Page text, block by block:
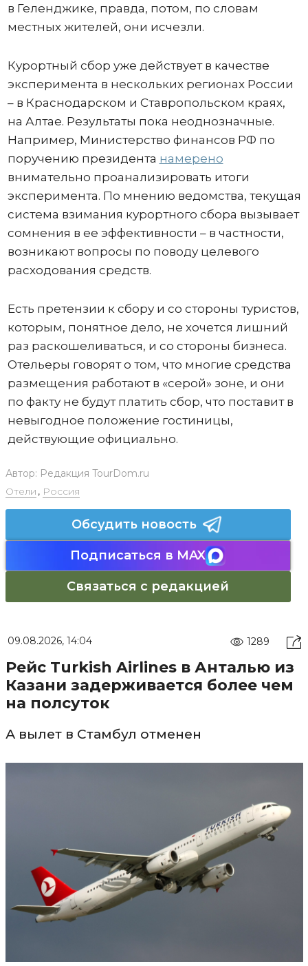
в Геленджике, правда, потом, по словам
местных жителей, они исчезли.
Курортный сбор уже действует в качестве
эксперимента в нескольких регионах России
– в Краснодарском и Ставропольском краях,
на Алтае. Результаты пока неоднозначные.
Например, Министерство финансов РФ по
поручению президента намерено
внимательно проанализировать итоги
эксперимента. По мнению ведомства, текущая
система взимания курортного сбора вызывает
сомнения в ее эффективности – в частности,
возникают вопросы по поводу целевого
расходования средств.
Есть претензии к сбору и со стороны туристов,
которым, понятное дело, не хочется лишний
раз раскошеливаться, и со стороны бизнеса.
Отельеры говорят о том, что многие средства
размещения работают в «серой» зоне, и они
по факту не будут платить сбор, что поставит в
невыгодное положение гостиницы,
действующие официально.
Автор: Редакция TourDom.ru
Отели , Россия
Обсудить новость
Подписаться в MAX
Связаться с редакцией
09.08.2026, 14:04 1289
Рейс Turkish Airlines в Анталью из
Казани задерживается более чем
на полсуток
А вылет в Стамбул отменен